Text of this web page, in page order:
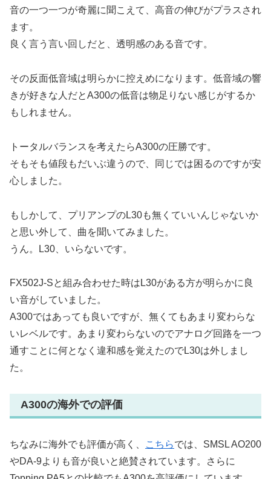
音の一つ一つが奇麗に聞こえて、高音の伸びがプラスされ
ます。
良く言う言い回しだと、透明感のある音です。
その反面低音域は明らかに控えめになります。低音域の響
きが好きな人だとA300の低音は物足りない感じがするか
もしれません。
トータルバランスを考えたらA300の圧勝です。
そもそも値段もだいぶ違うので、同じでは困るのですが安
心しました。
もしかして、プリアンプのL30も無くていいんじゃないか
と思い外して、曲を聞いてみました。
うん。L30、いらないです。
FX502J-Sと組み合わせた時はL30がある方が明らかに良
い音がしていました。
A300ではあっても良いですが、無くてもあまり変わらな
いレベルです。あまり変わらないのでアナログ回路を一つ
通すことに何となく違和感を覚えたのでL30は外しまし
た。
A300の海外での評価
ちなみに海外でも評価が高く、 こちらでは、SMSL AO200
やDA-9よりも音が良いと絶賛されています。さらに